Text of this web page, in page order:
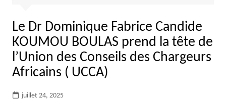
Le Dr Dominique Fabrice Candide
KOUMOU BOULAS prend la tête de
l’Union des Conseils des Chargeurs
Africains ( UCCA)
juillet 24, 2025